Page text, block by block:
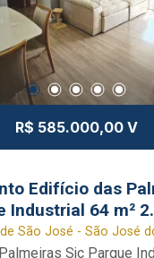
R$ 585.000,00 V
Edifício das
Industrial 64 m² 2
1 vaga
São José - São José
Sjc Parque